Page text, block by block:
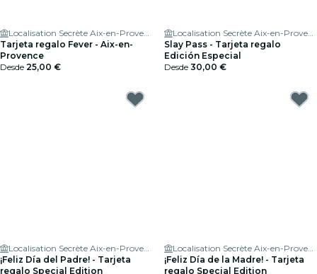
Localisation Secrète Aix-en-Provence
Tarjeta regalo Fever - Aix-en-
Provence
Desde 25,00 €
Localisation Secrète Aix-en-Provence
Slay Pass - Tarjeta regalo
Edición Especial
Desde 30,00 €
Localisation Secrète Aix-en-Provence
¡Feliz Día del Padre! - Tarjeta
regalo Special Edition
Localisation Secrète Aix-en-Provence
¡Feliz Día de la Madre! - Tarjeta
regalo Special Edition